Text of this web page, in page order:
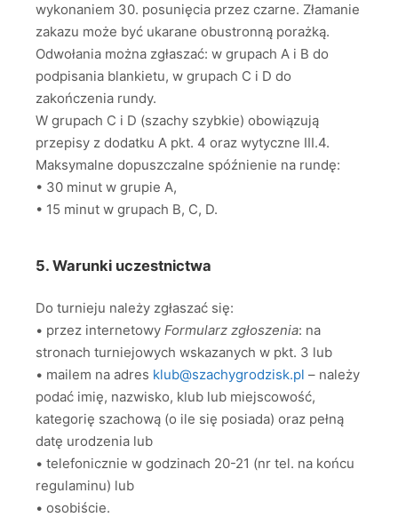
wykonaniem 30. posunięcia przez czarne. Złamanie
zakazu może być ukarane obustronną porażką.
Odwołania można zgłaszać: w grupach A i B do
podpisania blankietu, w grupach C i D do
zakończenia rundy.
W grupach C i D (szachy szybkie) obowiązują
przepisy z dodatku A pkt. 4 oraz wytyczne III.4.
Maksymalne dopuszczalne spóźnienie na rundę:
• 30 minut w grupie A,
• 15 minut w grupach B, C, D.
5. Warunki uczestnictwa
Do turnieju należy zgłaszać się:
• przez internetowy Formularz zgłoszenia: na
stronach turniejowych wskazanych w pkt. 3 lub
• mailem na adres klub@szachygrodzisk.pl – należy
podać imię, nazwisko, klub lub miejscowość,
kategorię szachową (o ile się posiada) oraz pełną
datę urodzenia lub
• telefonicznie w godzinach 20-21 (nr tel. na końcu
regulaminu) lub
• osobiście.